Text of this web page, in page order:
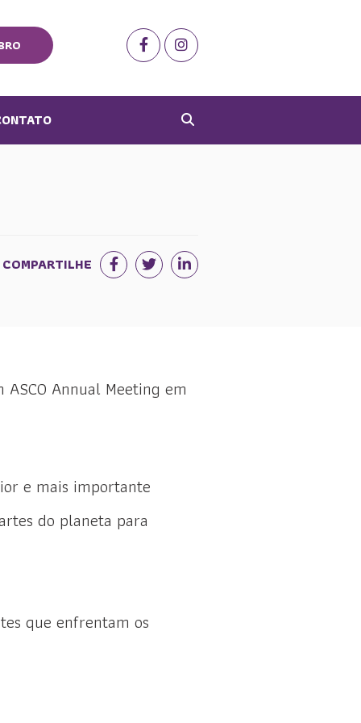
COMPARTILHE
Annual Meeting em
e mais importante
do planeta para
que enfrentam os